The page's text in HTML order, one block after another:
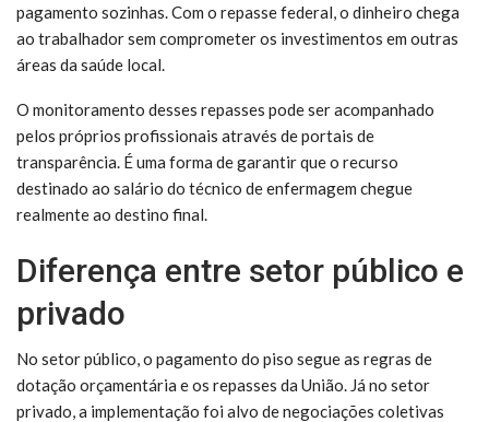
pagamento sozinhas. Com o repasse federal, o dinheiro chega
ao trabalhador sem comprometer os investimentos em outras
áreas da saúde local.
O monitoramento desses repasses pode ser acompanhado
pelos próprios profissionais através de portais de
transparência. É uma forma de garantir que o recurso
destinado ao salário do técnico de enfermagem chegue
realmente ao destino final.
Diferença entre setor público e
privado
No setor público, o pagamento do piso segue as regras de
dotação orçamentária e os repasses da União. Já no setor
privado, a implementação foi alvo de negociações coletivas